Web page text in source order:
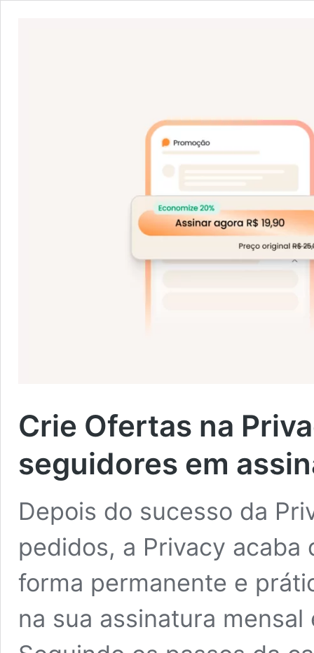
Crie Ofertas na
seguidores em
Depois do sucesso da
pedidos, a Privacy
forma permanente e
na sua assinatura